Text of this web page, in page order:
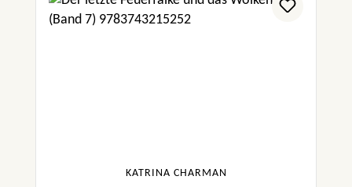
KATRINA CHARMAN